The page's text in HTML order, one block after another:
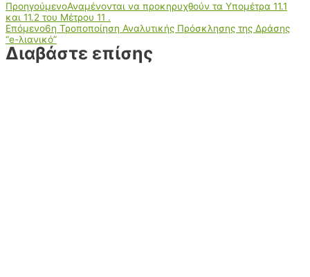
ΠροηγούμενοΑναμένονται να προκηρυχθούν τα Υποµέτρα 11.1
και 11.2 του Μέτρου 11 .
Επόμενο6η Τροποποίηση Αναλυτικής Πρόσκλησης της Δράσης
“e-λιανικό”
Διαβάστε επίσης